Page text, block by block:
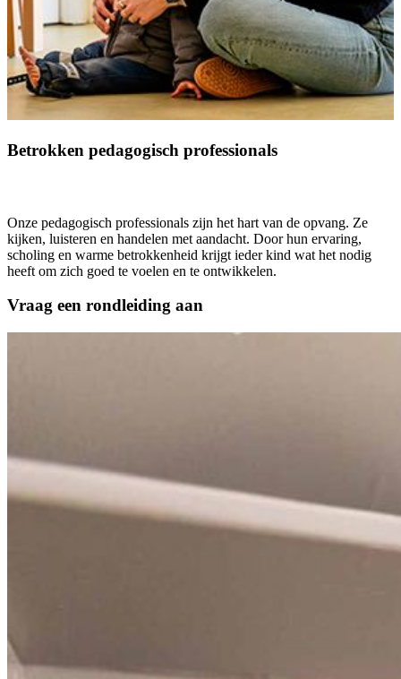
Betrokken pedagogisch professionals
Onze pedagogisch professionals zijn het hart van de opvang. Ze
kijken, luisteren en handelen met aandacht. Door hun ervaring,
scholing en warme betrokkenheid krijgt ieder kind wat het nodig
heeft om zich goed te voelen en te ontwikkelen.
Vraag een rondleiding aan